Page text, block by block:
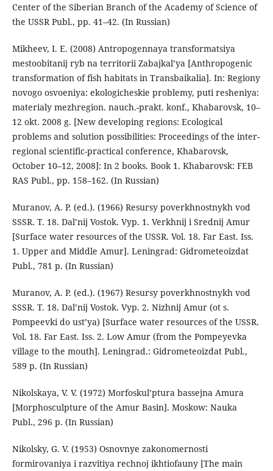
Center of the Siberian Branch of the Academy of Science of
the USSR Publ., pp. 41–42. (In Russian)
Mikheev, I. E. (2008) Antropogennaya transformatsiya
mestoobitanij ryb na territorii Zabajkal’ya [Anthropogenic
transformation of fish habitats in Transbaikalia]. In: Regiony
novogo osvoeniya: ekologicheskie problemy, puti resheniya:
materialy mezhregion. nauch.-prakt. konf., Khabarovsk, 10–
12 okt. 2008 g. [New developing regions: Ecological
problems and solution possibilities: Proceedings of the inter-
regional scientific-practical conference, Khabarovsk,
October 10–12, 2008]: In 2 books. Book 1. Khabarovsk: FEB
RAS Publ., pp. 158–162. (In Russian)
Muranov, A. P. (ed.). (1966) Resursy poverkhnostnykh vod
SSSR. T. 18. Dal’nij Vostok. Vyp. 1. Verkhnij i Srednij Amur
[Surface water resources of the USSR. Vol. 18. Far East. Iss.
1. Upper and Middle Amur]. Leningrad: Gidrometeoizdat
Publ., 781 p. (In Russian)
Muranov, A. P. (ed.). (1967) Resursy poverkhnostnykh vod
SSSR. T. 18. Dal’nij Vostok. Vyp. 2. Nizhnij Amur (ot s.
Pompeevki do ust’ya) [Surface water resources of the USSR.
Vol. 18. Far East. Iss. 2. Low Amur (from the Pompeyevka
village to the mouth]. Leningrad.: Gidrometeoizdat Publ.,
589 p. (In Russian)
Nikolskaya, V. V. (1972) Morfoskul’ptura bassejna Amura
[Morphosculpture of the Amur Basin]. Moskow: Nauka
Publ., 296 p. (In Russian)
Nikolsky, G. V. (1953) Osnovnye zakonomernosti
formirovaniya i razvitiya rechnoj ikhtiofauny [The main